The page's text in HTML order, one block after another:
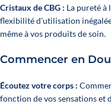
Cristaux de CBG : La pureté à
flexibilité d’utilisation
même à vos produits de soin.
Commencer en
Écoutez votre corps :
fonction de vos sensations et